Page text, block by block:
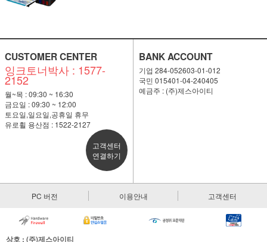
CUSTOMER CENTER
잉크토너박사 : 1577-
2152
월~목 : 09:30 ~ 16:30
금요일 : 09:30 ~ 12:00
토요일,일요일,공휴일 휴무
유로휠 용산점 : 1522-2127
고객센터
연결하기
BANK ACCOUNT
기업 284-052603-01-012
국민 015401-04-240405
예금주 : (주)제스아이티
PC 버전 이용안내 고객센터
상호 : (주)제스아이티